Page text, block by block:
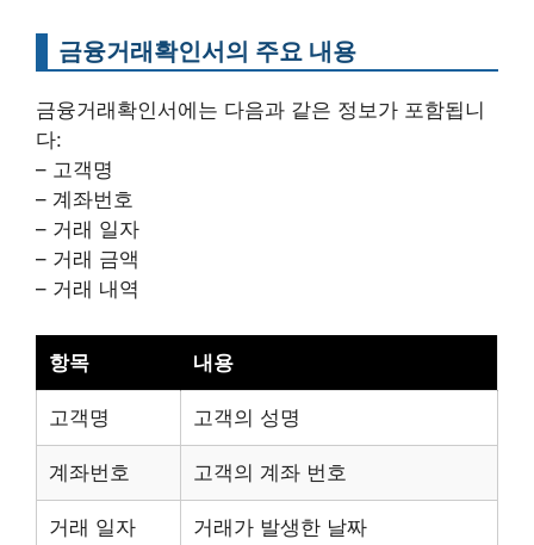
금융거래확인서의 주요 내용
금융거래확인서에는 다음과 같은 정보가 포함됩니
다:
– 고객명
– 계좌번호
– 거래 일자
– 거래 금액
– 거래 내역
항목 내용
고객명 고객의 성명
계좌번호 고객의 계좌 번호
거래 일자 거래가 발생한 날짜